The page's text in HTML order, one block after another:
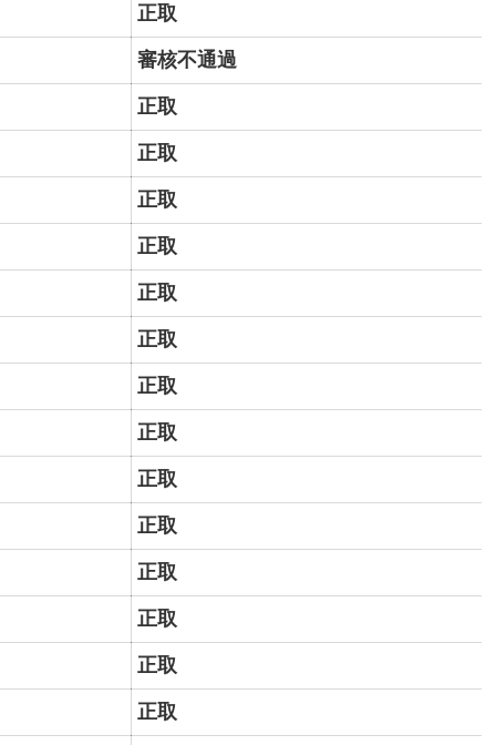
正取
審核不通過
正取
正取
正取
正取
正取
正取
正取
正取
正取
正取
正取
正取
正取
正取